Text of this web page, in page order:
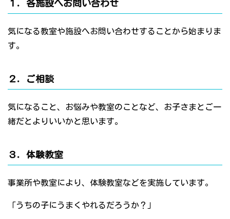
１．各施設へお問い合わせ
気になる教室や施設へお問い合わせすることから始まりま
す。
２．ご相談
気になること、お悩みや教室のことなど、お子さまとご一
緒だとよりいいかと思います。
３．体験教室
事業所や教室により、体験教室などを実施しています。
「うちの子にうまくやれるだろうか？」